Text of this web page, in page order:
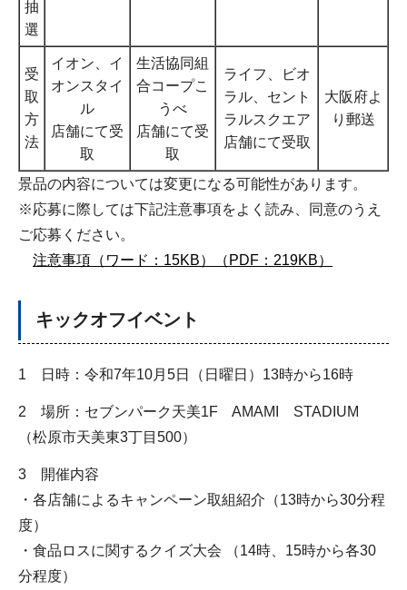
抽
選
受
取
方
法
イオン、イ
オンスタイ
ル
店舗にて受
取
生活協同組
合コープこ
うべ
店舗にて受
取
ライフ、ビオ
ラル、セント
ラルスクエア
店舗にて受取
大阪府よ
り郵送
景品の内容については変更になる可能性があります。
※応募に際しては下記注意事項をよく読み、同意のうえ
ご応募ください。
注意事項（ワード：15KB）
（PDF：219KB）
キックオフイベント
1 日時：令和7年10月5日（日曜日）13時から16時
2 場所：セブンパーク天美1F AMAMI STADIUM
（松原市天美東3丁目500）
3 開催内容
・各店舗によるキャンペーン取組紹介（13時から30分程
度）
・食品ロスに関するクイズ大会 （14時、15時から各30
分程度）